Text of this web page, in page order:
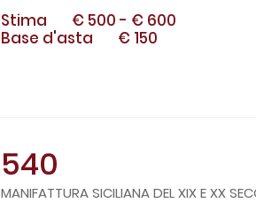
Stima € 500 - € 600
Base d'asta
€ 150
540
MANIFATTURA SICILIANA DEL XIX E XX